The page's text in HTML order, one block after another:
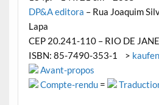
DP&A editora – Rua Joaquim
Lapa
CEP 20.241-110 – RIO DE
ISBN: 85-7490-353-1 > kaufen
Avant-propos
Compte-rendu =